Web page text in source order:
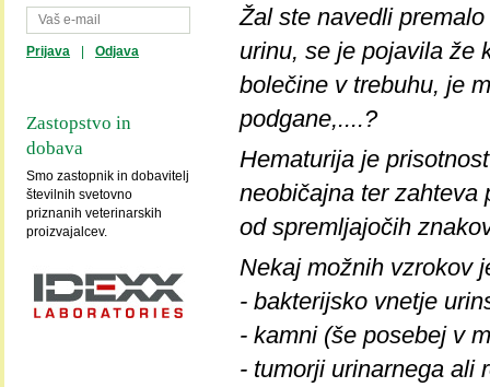
Prijava Odjava
Zastopstvo in
dobava
Smo zastopnik in dobavitelj
številnih svetovno
priznanih veterinarskih
proizvajalcev.
Žal ste navedli
urinu, se je pojavila že
bolečine v trebuhu, je
podgane,....?
Hematurija je
neobičajna ter zahteva
od spremljajočih
Nekaj možnih vzrokov
- bakterijsko vnetje
- kamni (še posebej v
- tumorji urinarnega ali